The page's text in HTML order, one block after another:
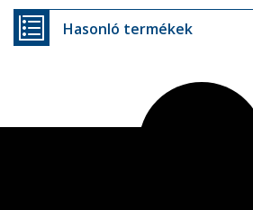
Hasonló termékek